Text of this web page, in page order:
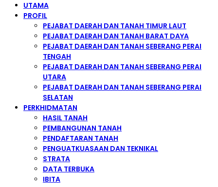
UTAMA
PROFIL
PEJABAT DAERAH DAN TANAH TIMUR LAUT
PEJABAT DAERAH DAN TANAH BARAT DAYA
PEJABAT DAERAH DAN TANAH SEBERANG PERAI
TENGAH
PEJABAT DAERAH DAN TANAH SEBERANG PERAI
UTARA
PEJABAT DAERAH DAN TANAH SEBERANG PERAI
SELATAN
PERKHIDMATAN
HASIL TANAH
PEMBANGUNAN TANAH
PENDAFTARAN TANAH
PENGUATKUASAAN DAN TEKNIKAL
STRATA
DATA TERBUKA
IBITA